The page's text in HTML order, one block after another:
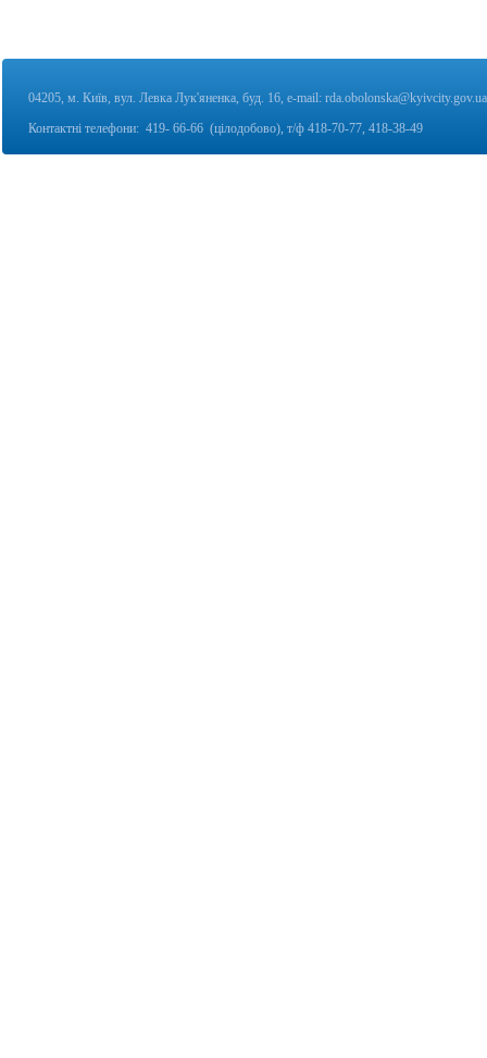
04205, м. Київ, вул. Левка Лук'яненка, буд. 16, e-mail: rda.obolonska@kyivcity.gov.ua
Контактні телефони: 419- 66-66 (цілодобово), т/ф 418-70-77, 418-38-49